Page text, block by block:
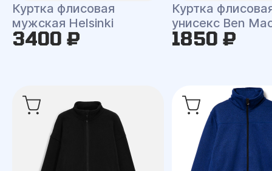
Куртка флисовая
мужская Helsinki
3400 ₽
Куртка
унисекс Ben
1850 ₽